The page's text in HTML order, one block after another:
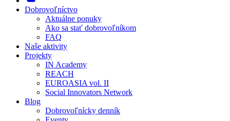
Dobrovoľníctvo
Aktuálne ponuky
Ako sa stať dobrovoľníkom
FAQ
Naše aktivity
Projekty
IN Academy
REACH
EUROASIA vol. II
Social Innovators Network
Blog
Dobrovoľnícky denník